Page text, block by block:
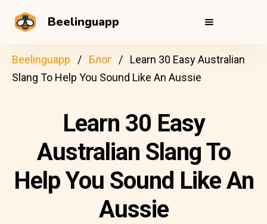
Beelinguapp
Beelinguapp Блог
Learn 30 Easy Australian
Slang To Help You Sound Like An Aussie
Learn 30 Easy
Australian Slang To
Help You Sound Like An
Aussie